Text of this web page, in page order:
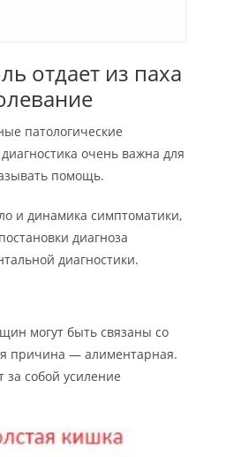
отдает из паха
патологические
очень важна для
помощь.
и динамика симптоматики,
диагноза
диагностики.
могут быть связаны со
причина — алиментарная.
собой усиление